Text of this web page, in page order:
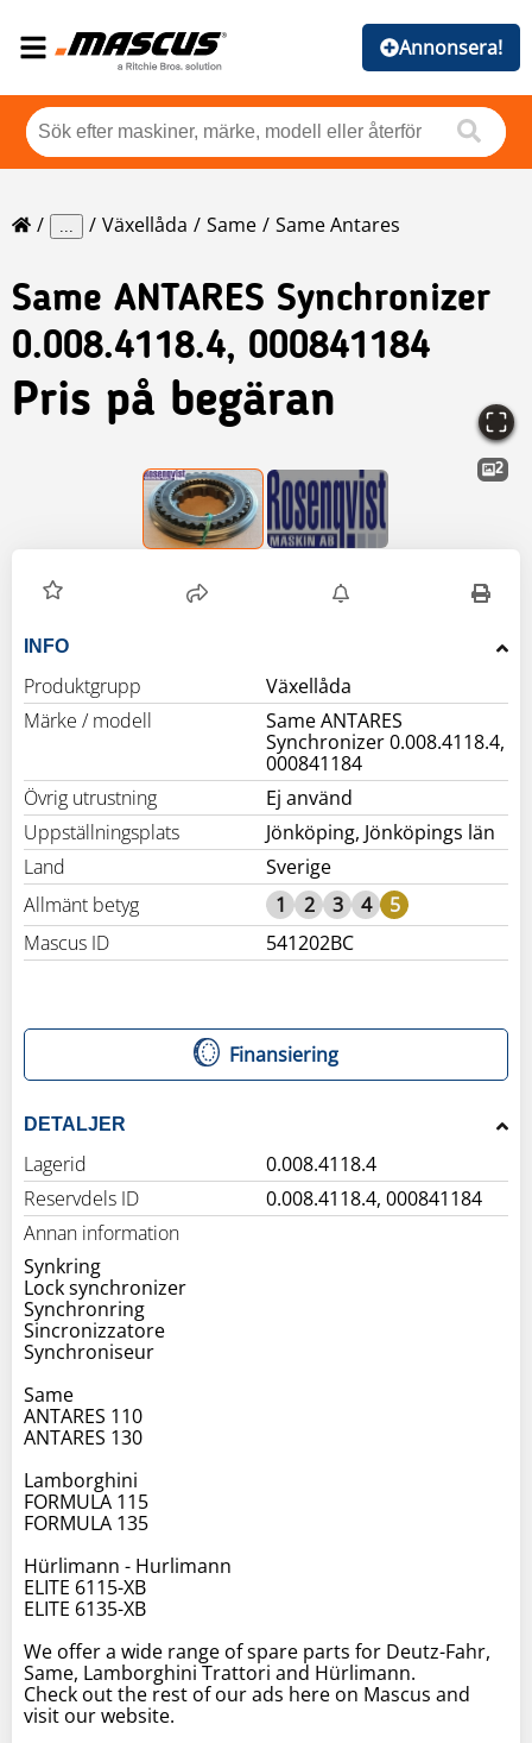
Annonsera!
... Växellåda Same Same Antares
Same ANTARES Synchronizer
0.008.4118.4, 000841184
Pris på begäran
2
INFO
Produktgrupp
Växellåda
Märke / modell
Same ANTARES
Synchronizer 0.008.4118.4,
000841184
Övrig utrustning
Ej använd
Uppställningsplats
Jönköping, Jönköpings län
Land
Sverige
Allmänt betyg
1 2 3 4
5
Mascus ID
541202BC
Finansiering
DETALJER
Lagerid
0.008.4118.4
Reservdels ID
0.008.4118.4, 000841184
Annan information
Synkring
Lock synchronizer
Synchronring
Sincronizzatore
Synchroniseur
Same
ANTARES 110
ANTARES 130
Lamborghini
FORMULA 115
FORMULA 135
Hürlimann - Hurlimann
ELITE 6115-XB
ELITE 6135-XB
We offer a wide range of spare parts for Deutz-Fahr,
Same, Lamborghini Trattori and Hürlimann.
Check out the rest of our ads here on Mascus and
visit our website.